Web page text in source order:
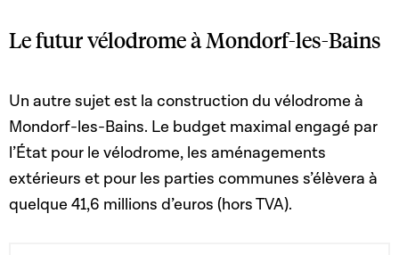
Le futur vélodrome à Mondorf-les-Bains
Un autre sujet est la construction du vélodrome à
Mondorf-les-Bains. Le budget maximal engagé par
l’État pour le vélodrome, les aménagements
extérieurs et pour les parties communes s’élèvera à
quelque 41,6 millions d’euros (hors TVA).